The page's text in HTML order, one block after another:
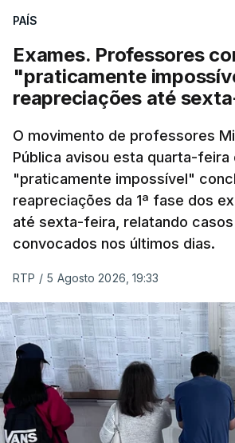
PAÍS
Exames. Professores
"praticamente
reapreciações até
O movimento de professores
Pública avisou esta quarta-feira
"praticamente impossível"
reapreciações da 1ª fase dos
até sexta-feira, relatando
convocados nos últimos dias.
RTP / 5 Agosto 2026, 19:33